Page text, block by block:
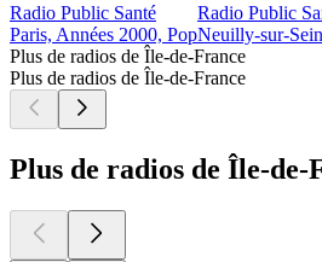
Radio Public Santé
Paris, Années 2000, Pop
Radio Public
Neuilly-sur-
Plus de radios de Île-de-France
Plus de radios de Île-de-France
Plus de radios de Île-de-